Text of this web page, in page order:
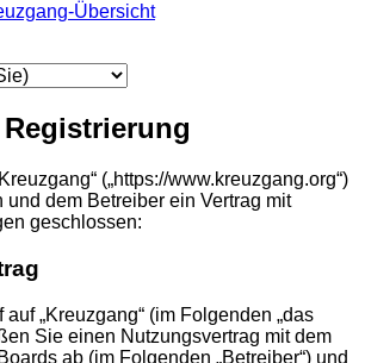
Übersicht
(„https://www.kreuzgang.org“)
dem Betreiber ein Vertrag mit
geschlossen:
auf „Kreuzgang“ (im Folgenden „das
Sie einen Nutzungsvertrag mit dem
ab (im Folgenden „Betreiber“) und